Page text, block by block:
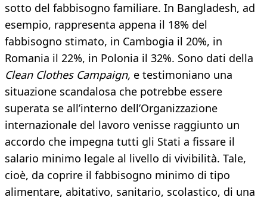
sotto del fabbisogno familiare. In Bangladesh, ad
esempio, rappresenta appena il 18% del
fabbisogno stimato, in Cambogia il 20%, in
Romania il 22%, in Polonia il 32%. Sono dati della
Clean Clothes Campaign, e testimoniano una
situazione scandalosa che potrebbe essere
superata se all’interno dell’Organizzazione
internazionale del lavoro venisse raggiunto un
accordo che impegna tutti gli Stati a fissare il
salario minimo legale al livello di vivibilità. Tale,
cioè, da coprire il fabbisogno minimo di tipo
alimentare, abitativo, sanitario, scolastico, di una